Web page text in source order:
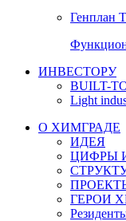
Генплан
ИНВЕСТОРУ
BUILT-
Light
О ХИМГРАДЕ
ИДЕЯ
ЦИФРЫ
ГЕРОИ